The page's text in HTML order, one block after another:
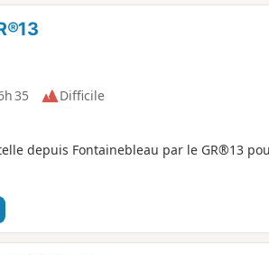
35
Difficile
depuis Fontainebleau par le GR®13